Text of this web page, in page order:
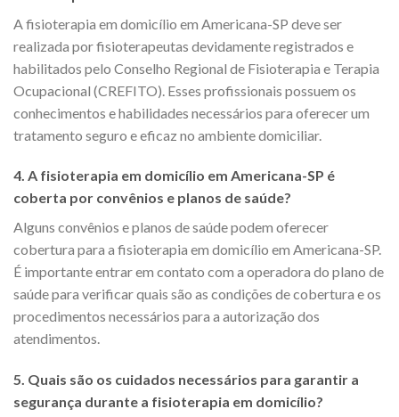
A fisioterapia em domicílio em Americana-SP deve ser
realizada por fisioterapeutas devidamente registrados e
habilitados pelo Conselho Regional de Fisioterapia e Terapia
Ocupacional (CREFITO). Esses profissionais possuem os
conhecimentos e habilidades necessários para oferecer um
tratamento seguro e eficaz no ambiente domiciliar.
4. A fisioterapia em domicílio em Americana-SP é
coberta por convênios e planos de saúde?
Alguns convênios e planos de saúde podem oferecer
cobertura para a fisioterapia em domicílio em Americana-SP.
É importante entrar em contato com a operadora do plano de
saúde para verificar quais são as condições de cobertura e os
procedimentos necessários para a autorização dos
atendimentos.
5. Quais são os cuidados necessários para garantir a
segurança durante a fisioterapia em domicílio?